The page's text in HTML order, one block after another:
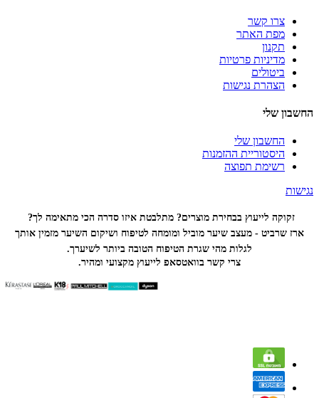
צרו קשר
מפת האתר
תקנון
מדיניות פרטיות
ביטולים
הצהרת נגישות
החשבון שלי
החשבון שלי
היסטוריית ההזמנות
רשימת תפוצה
נגישות
זקוקה לייעוץ בבחירת מוצרים? מתלבטת איזו סדרה הכימתאימה לך?
ארז שרביט - מעצב שיער מוביל ומומחה לטיפוח ושיקום השיער מזמין אותך
לגלות מהי שגרת הטיפוח הטובה ביותר לשיערך.
צרי קשר בוואטסאפ לייעוץ מקצועי ומהיר.